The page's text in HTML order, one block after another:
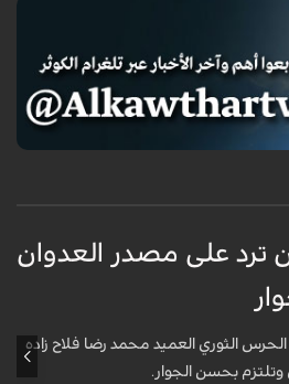
ترد على مصدر العدوان
الثوري العميد محمد رضا فلاح زاده
وتلتزم بحسن الجوار.